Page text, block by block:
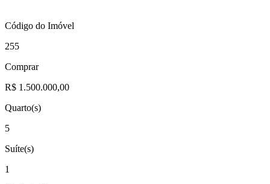
Código do Imóvel
255
Comprar
R$ 1.500.000,00
Quarto(s)
5
Suíte(s)
1